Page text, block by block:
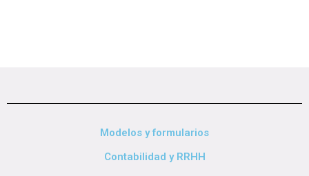
Modelos y formularios
Contabilidad y RRHH